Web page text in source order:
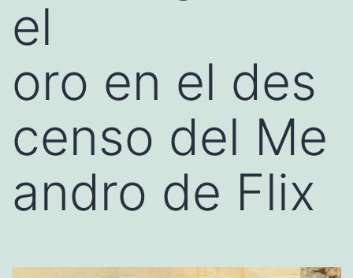
el
oro en el des
censo del Me
andro de Flix